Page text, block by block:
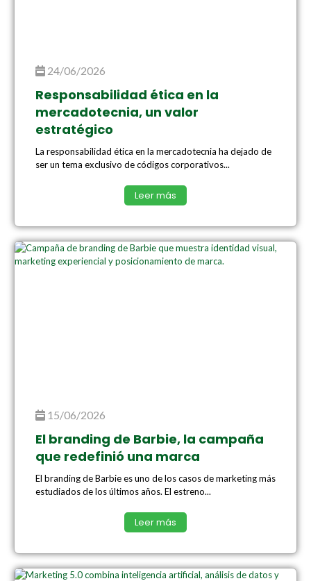
24/06/2026
Responsabilidad ética en la
mercadotecnia, un valor
estratégico
La responsabilidad ética en la mercadotecnia ha dejado de
ser un tema exclusivo de códigos corporativos...
Leer más
15/06/2026
El branding de Barbie, la campaña
que redefinió una marca
El branding de Barbie es uno de los casos de marketing más
estudiados de los últimos años. El estreno...
Leer más